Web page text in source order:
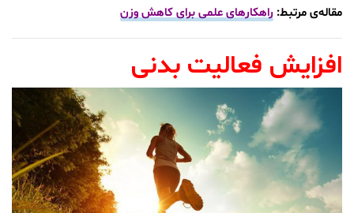
مقاله‌ی مرتبط: راهکارهای علمی برای کاهش وزن
افزایش فعالیت بدنی